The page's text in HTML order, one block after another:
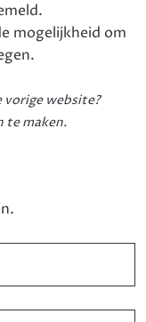
mogelijkheid om
vorige website?
te maken.